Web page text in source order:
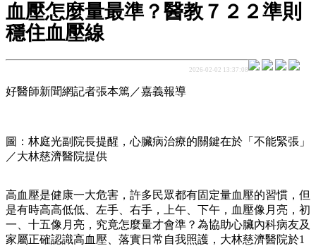
血壓怎麼量最準？醫教７２２準則
穩住血壓線
2026-02-02 13:37:08
好醫師新聞網記者張本篤／嘉義報導
圖：林庭光副院長提醒，心臟病治療的關鍵在於「不能緊張」
／大林慈濟醫院提供
高血壓是健康一大危害，許多民眾都有固定量血壓的習慣，但
是有時高高低低、左手、右手，上午、下午，血壓像月亮，初
一、十五像月亮，究竟怎麼量才會準？為協助心臟內科病友及
家屬正確認識高血壓、落實日常自我照護，大林慈濟醫院於1